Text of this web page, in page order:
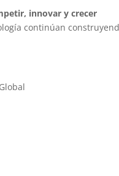
innovar y crecer
continúan